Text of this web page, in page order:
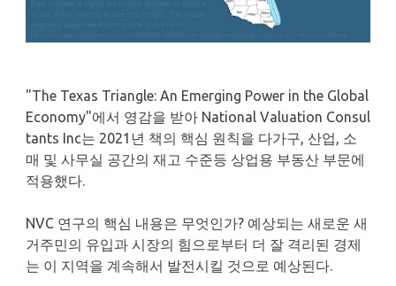
"The Texas Triangle: An Emerging Power in the Global
Economy"에서 영감을 받아 National Valuation Consul
tants Inc는 2021년 책의 핵심 원칙을 다가구, 산업, 소
매 및 사무실 공간의 재고 수준등 상업용 부동산 부문에
적용했다.
NVC 연구의 핵심 내용은 무엇인가? 예상되는 새로운 새
거주민의 유입과 시장의 힘으로부터 더 잘 격리된 경제
는 이 지역을 계속해서 발전시킬 것으로 예상된다.